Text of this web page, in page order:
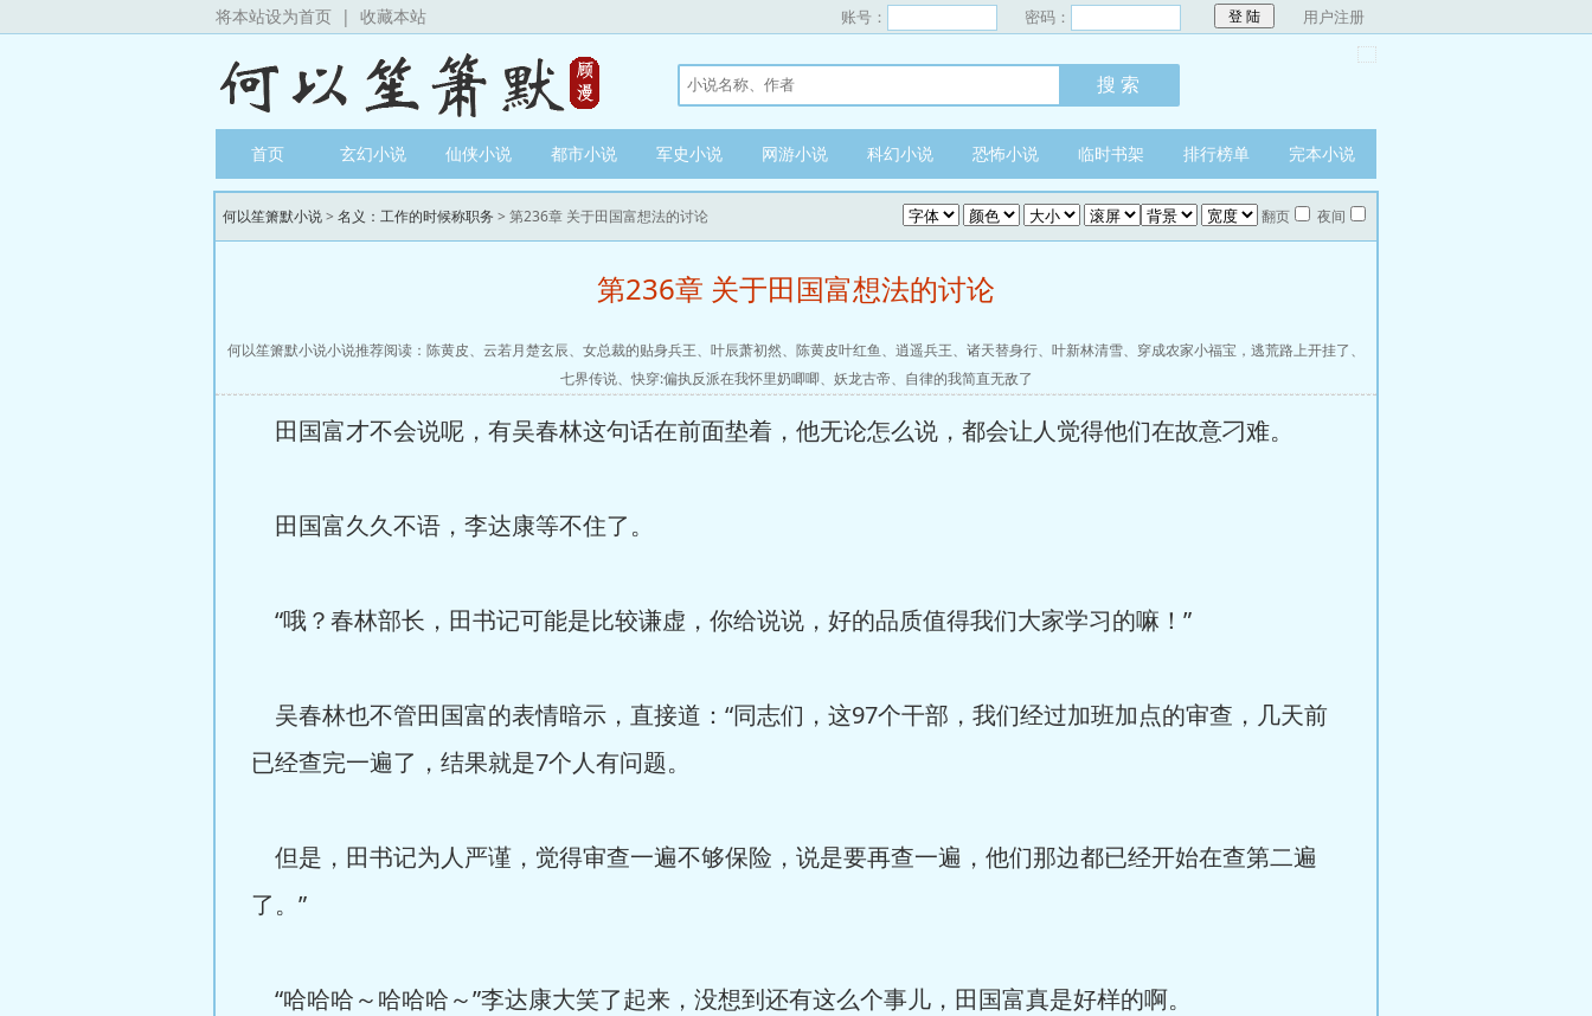
将本站设为首页 | 收藏本站 账号： 密码： 用户注册
首页 玄幻小说 仙侠小说 都市小说 军史小说 网游小说 科幻小说 恐怖小说 临时书架 排行榜单 完本小说
何以笙箫默小说> 名义：工作的时候称职务 > 第236章 关于田国富想法的讨论 翻页 夜间
第236章 关于田国富想法的讨论
何以笙箫默小说小说推荐阅读： 陈黄皮、 云若月楚玄辰、 女总裁的贴身兵王、 叶辰萧初然、 陈黄皮叶红鱼、 逍遥兵王、 诸天替身行、 叶新林清雪、 穿成农家小福宝，逃荒路上开挂了、
七界传说、快穿:偏执反派在我怀里奶唧唧、 妖龙古帝、 自律的我简直无敌了
田国富才不会说呢，有吴春林这句话在前面垫着，他无论怎么说，都会让人觉得他们在故意刁难。
田国富久久不语，李达康等不住了。
“哦？春林部长，田书记可能是比较谦虚，你给说说，好的品质值得我们大家学习的嘛！”
吴春林也不管田国富的表情暗示，直接道：“同志们，这97个干部，我们经过加班加点的审查，几天前
已经查完一遍了，结果就是7个人有问题。
但是，田书记为人严谨，觉得审查一遍不够保险，说是要再查一遍，他们那边都已经开始在查第二遍
了。”
“哈哈哈～哈哈哈～”李达康大笑了起来，没想到还有这么个事儿，田国富真是好样的啊。